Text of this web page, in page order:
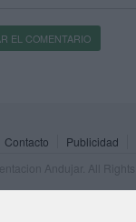
Contacto Publicidad